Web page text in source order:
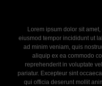
Lorem ipsum dolor sit
eiusmod tempor incididunt ut
ad minim veniam, quis
aliquip ex ea commodo
reprehenderit in voluptate
pariatur. Excepteur sint
qui officia deserunt mollit